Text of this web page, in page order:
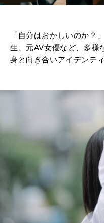
「自分はおかしいのか？
生、 元AV女優など、多様
身と向き合いアイデンテ